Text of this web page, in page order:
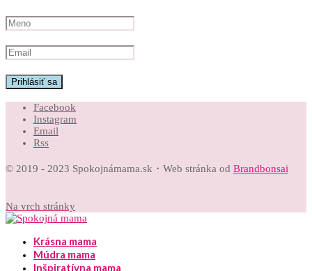
Facebook
Instagram
Email
Rss
© 2019 - 2023 Spokojnámama.sk・Web stránka od Brandbonsai
Na vrch stránky
Krásna mama
Múdra mama
Inšpiratívna mama